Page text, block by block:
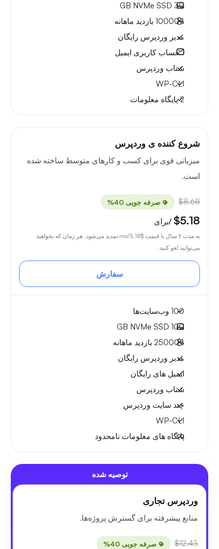
30 GB
NVMe SSD
~10000
بازدید ماهانه
مدیر وردپرس رایگان
1حساب کاربری ایمیل
شتاب وردپرس
WP-CLI
2 پایگاه معلومات
شروع کننده ی وردپرس
میزبانی قوی برای کسب و کارهای متوسط ساخته شده
است.
$8.68 صرفه جویی 40%
$5.18 /برای
به مدت ۲ سال با قیمت $5.18
/mo تمدید می‌شود. هر زمان که بخواهید
می‌توانید لغو کنید.
سفارش
100 وب‌سایت‌ها
100 GB
NVMe SSD
~25000
بازدید ماهانه
مدیر وردپرس رایگان
ایمیل های رایگان
شتاب وردپرس
چند سایت وردپرس
WP-CLI
پایگاه های معلومات نامحدود
توصیه شده
وردپرس تجاری
منابع پیشرفته برای گسترش پروژه‌ها.
$12.43 صرفه جویی 40%